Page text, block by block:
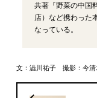
共著『野菜の中国
店）など携わった
なっている。
文：澁川祐子 撮影：今清